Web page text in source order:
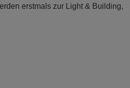
erstmals zur Light & Building,